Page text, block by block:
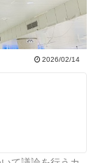
2026/02/14